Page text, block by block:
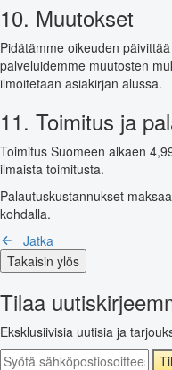
10. Muutokset
Pidätämme oikeuden
palveluidemme muutosten
ilmoitetaan asiakirjan alussa.
11. Toimitus ja
Toimitus Suomeen alkaen
ilmaista toimitusta.
Palautuskustannukset
kohdalla.
Jatka
Takaisin ylös
Tilaa
Eksklusiivisia uutisia ja